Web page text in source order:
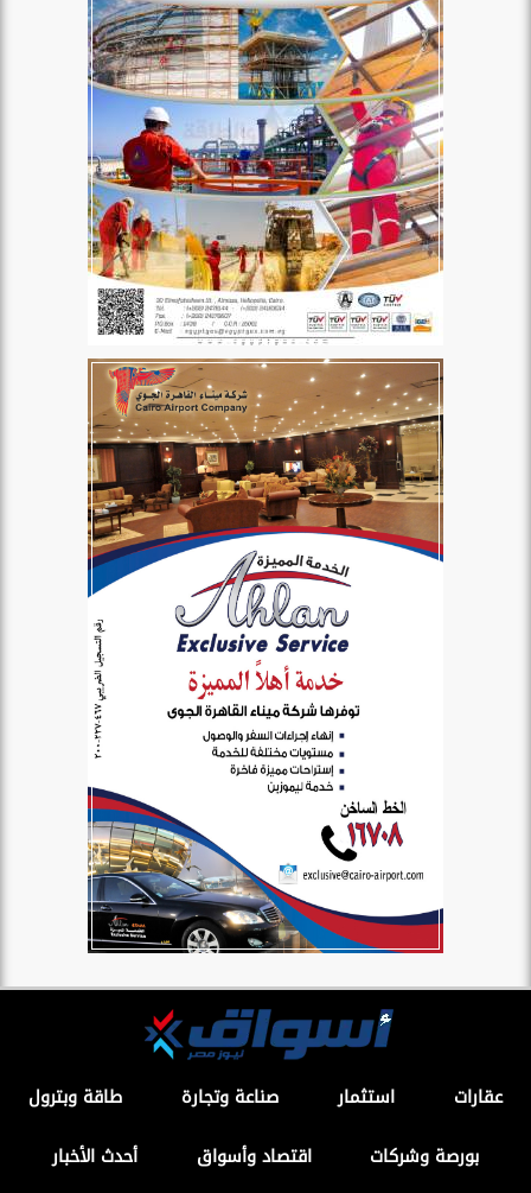
عقارات استثمار صناعة وتجارة
طاقة وبترول
بورصة وشركات
اقتصاد وأسواق أحدث الأخبار